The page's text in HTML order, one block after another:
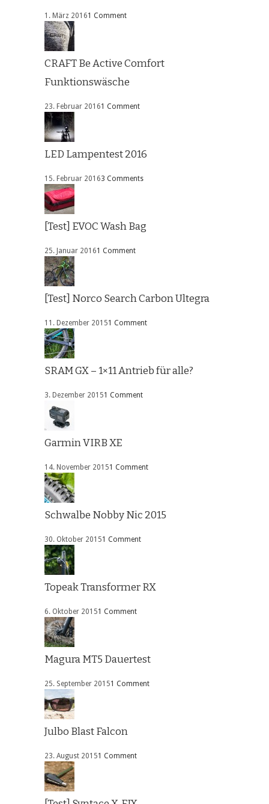
1. März 20161 Comment
CRAFT Be Active Comfort
Funktionswäsche
23. Februar 20161 Comment
LED Lampentest 2016
15. Februar 20163 Comments
[Test] EVOC Wash Bag
25. Januar 20161 Comment
[Test] Norco Search Carbon Ultegra
11. Dezember 20151 Comment
SRAM GX – 1×11 Antrieb für alle?
3. Dezember 20151 Comment
Garmin VIRB XE
14. November 20151 Comment
Schwalbe Nobby Nic 2015
30. Oktober 20151 Comment
Topeak Transformer RX
6. Oktober 20151 Comment
Magura MT5 Dauertest
25. September 20151 Comment
Julbo Blast Falcon
23. August 20151 Comment